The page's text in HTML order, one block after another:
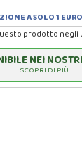
A SOLO 1 EURO
prodotto negli
NEI
SCOPRI DI PIÙ